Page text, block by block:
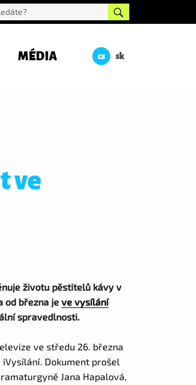
MÉDIA cs sk
ve
životu pěstitelů kávy v
od března jeve vysílání
spravedlnosti.
ve středu 26. března
iVysílání. Dokument prošel
Jana Hapalová,